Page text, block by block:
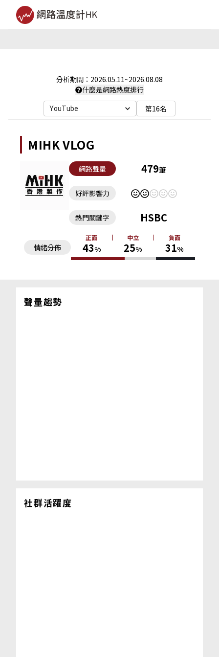
分析期間： 2026.05.11~2026.08.08
什麼是網路熱度排行
YouTube 第16名
MIHK VLOG
網路聲量 479筆
好評影響力
情緒分佈
正面
43%
中立
25%
負面
31%
熱門關鍵字 HSBC
聲量趨勢
社群活躍度